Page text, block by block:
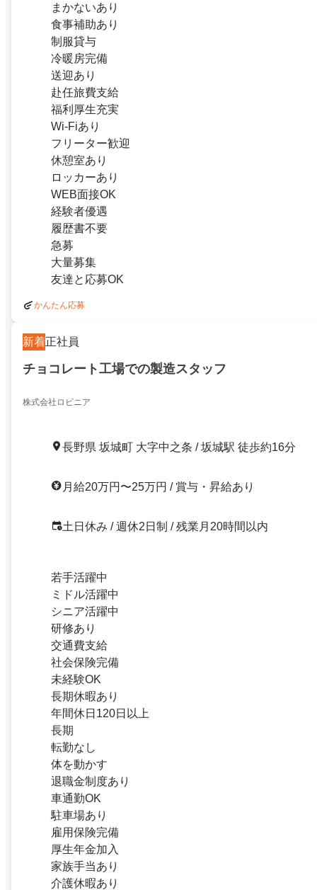
まかないあり
食事補助あり
制服貸与
冷暖房完備
送迎あり
赴任旅費支給
福利厚生充実
Wi-Fiあり
フリーター歓迎
休憩室あり
ロッカーあり
WEB面接OK
経験者優遇
履歴書不要
急募
大量募集
友達と応募OK
かんたん応募
新着正社員
チョコレート工場での製造スタッフ
株式会社ロビニア
長野県 坂城町 大字中之条 / 坂城駅 徒歩約16分
月給20万円〜25万円 / 賞与・昇給あり
土日休み / 週休2日制 / 残業月20時間以内
若手活躍中
ミドル活躍中
シニア活躍中
研修あり
交通費支給
社会保険完備
未経験OK
長期休暇あり
年間休日120日以上
長期
転勤なし
体を動かす
退職金制度あり
車通勤OK
駐車場あり
雇用保険完備
厚生年金加入
家族手当あり
介護休暇あり